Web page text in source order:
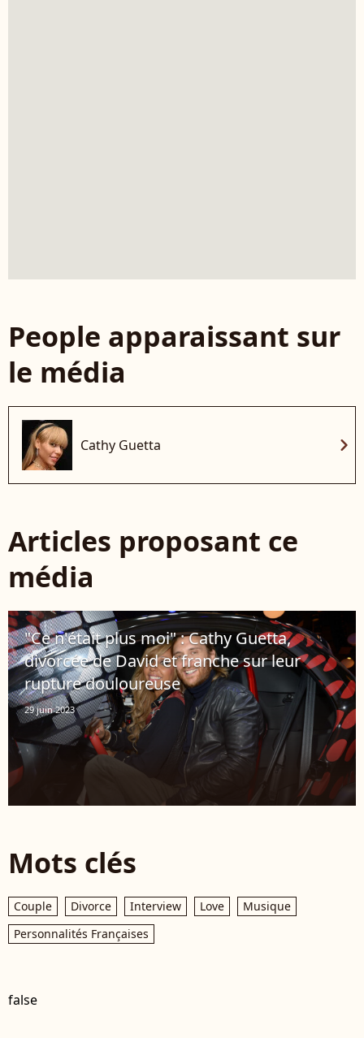
People apparaissant sur
le média
Cathy Guetta chevron_right
Articles proposant ce
média
"Ce n'était plus moi" : Cathy Guetta,
divorcée de David et franche sur leur
rupture douloureuse
29 juin 2023
Mots clés
Couple Divorce Interview Love
Musique
Personnalités Françaises
false